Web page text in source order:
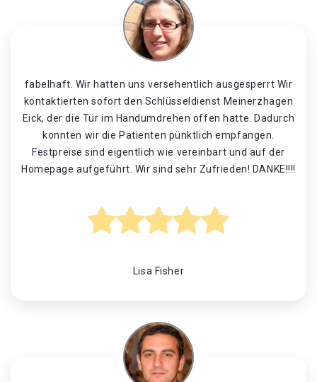
fabelhaft. Wir hatten uns versehentlich ausgesperrt Wir
kontaktierten sofort den Schlüsseldienst Meinerzhagen
Eick, der die Tür im Handumdrehen offen hatte. Dadurch
konnten wir die Patienten pünktlich empfangen.
Festpreise sind eigentlich wie vereinbart und auf der
Homepage aufgeführt. Wir sind sehr Zufrieden! DANKE!!!!
Lisa Fisher